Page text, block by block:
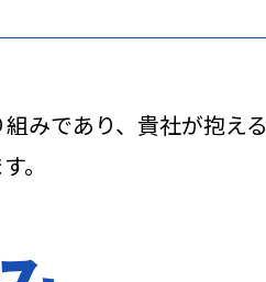
みであり、貴社が抱え
。